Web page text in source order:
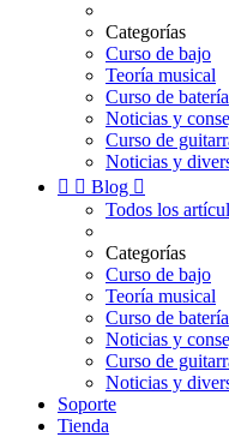
Categorías
Curso de bajo
Teoría musical
Curso de batería
Noticias y
Curso de
Noticias y
  Blog 
Todos los
Categorías
Curso de bajo
Teoría musical
Curso de batería
Noticias y
Curso de
Noticias y
Soporte
Tienda